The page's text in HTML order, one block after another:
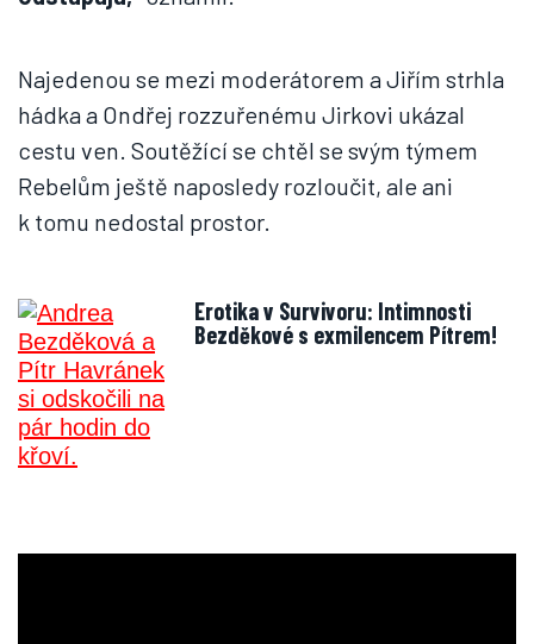
Najedenou se mezi moderátorem a Jiřím strhla
hádka a Ondřej rozzuřenému Jirkovi ukázal
cestu ven. Soutěžící se chtěl se svým týmem
Rebelům ještě naposledy rozloučit, ale ani
k tomu nedostal prostor.
Erotika v Survivoru: Intimnosti
Bezděkové s exmilencem Pítrem!